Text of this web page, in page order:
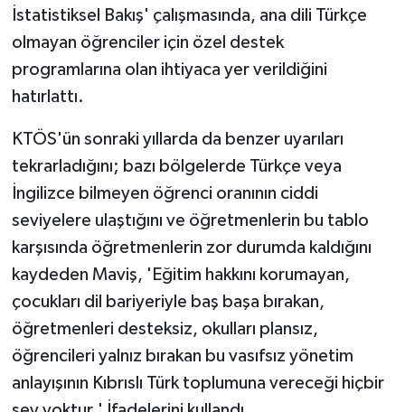
İstatistiksel Bakış' çalışmasında, ana dili Türkçe
olmayan öğrenciler için özel destek
programlarına olan ihtiyaca yer verildiğini
hatırlattı.
KTÖS'ün sonraki yıllarda da benzer uyarıları
tekrarladığını; bazı bölgelerde Türkçe veya
İngilizce bilmeyen öğrenci oranının ciddi
seviyelere ulaştığını ve öğretmenlerin bu tablo
karşısında öğretmenlerin zor durumda kaldığını
kaydeden Maviş, 'Eğitim hakkını korumayan,
çocukları dil bariyeriyle baş başa bırakan,
öğretmenleri desteksiz, okulları plansız,
öğrencileri yalnız bırakan bu vasıfsız yönetim
anlayışının Kıbrıslı Türk toplumuna vereceği hiçbir